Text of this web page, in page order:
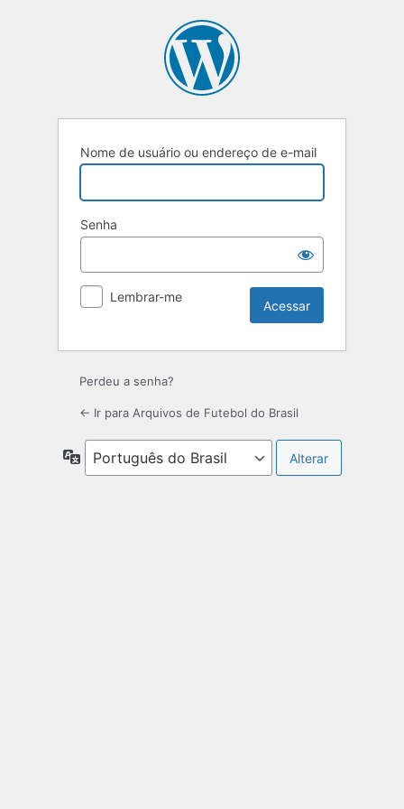
Nome de usuário ou endereço de e-mail
Senha
Lembrar-me
Perdeu a senha?
← Ir para Arquivos de Futebol do Brasil
Idioma